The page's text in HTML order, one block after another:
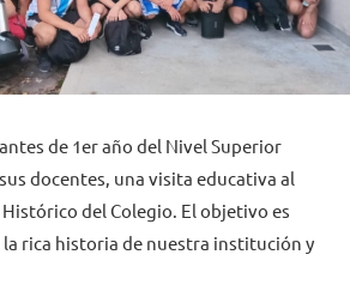
INTRANET
de 1er año del Nivel Superior
docentes, una visita educativa al
del Colegio. El objetivo es
la rica historia de nuestra institución y